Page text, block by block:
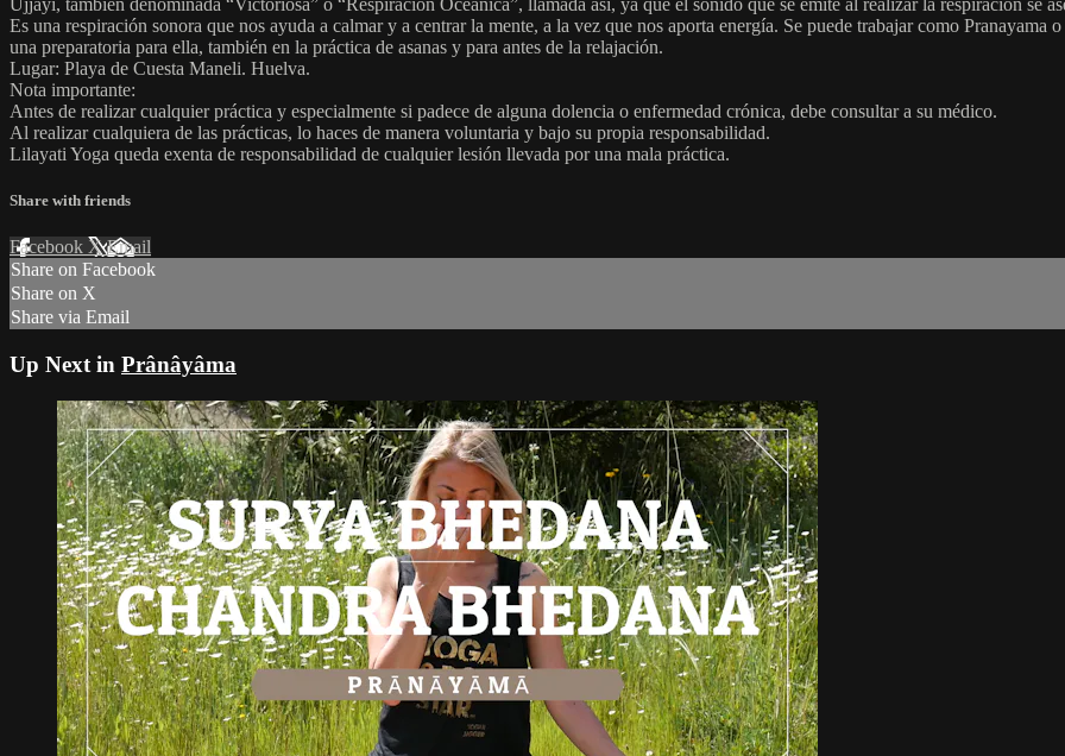
Ujjayi, también denominada “Victoriosa” o “Respiración Oceánica”, llamada así, ya que el sonido que se emite al realizar la respiración se
Es una respiración sonora que nos ayuda a calmar y a centrar la mente, a la vez que nos aporta energía. Se puede trabajar como
una preparatoria para ella, también en la práctica de asanas y para antes de la relajación.
Lugar: Playa de Cuesta Maneli. Huelva.
Nota importante:
Antes de realizar cualquier práctica y especialmente si padece de alguna dolencia o enfermedad crónica, debe consultar a su médico.
Al realizar cualquiera de las prácticas, lo haces de manera voluntaria y bajo su propia responsabilidad.
Lilayati Yoga queda exenta de responsabilidad de cualquier lesión llevada por una mala práctica.
Share with friends
Facebook XEmail
Share on Facebook
Share on X
Share via Email
Up Next in Prânâyâma